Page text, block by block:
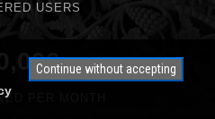
USERS
PER MONTH
Continue without accepting